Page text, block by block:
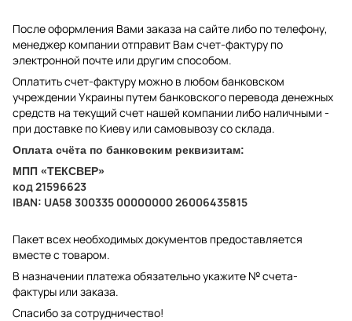
После оформления Вами заказа на сайте либо по телефону,
менеджер компании отправит Вам счет-фактуру по
электронной почте или другим способом.
Оплатить счет-фактуру можно в любом банковском
учреждении Украины путем банковского перевода денежных
средств на текущий счет нашей компании либо наличными -
при доставке по Киеву или самовывозу со склада.
Оплата счёта по банковским реквизитам:
МПП «ТЕКСВЕР»
код 21596623
IBAN: UA58 300335 00000000 26006435815
Пакет всех необходимых документов предоставляется
вместе с товаром.
В назначении платежа обязательно укажите № счета-
фактуры или заказа.
Спасибо за сотрудничество!